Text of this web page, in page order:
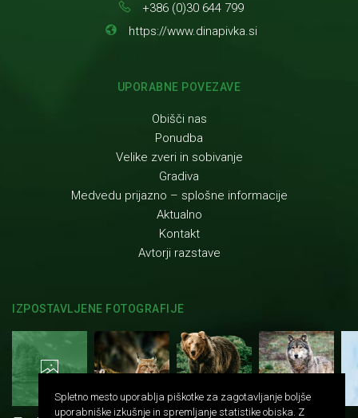
Spletno mesto uporablja piškotke za zagotavljanje boljše
uporabniške izkušnje in spremljanje statistike obiska. Z
+386 (0)30 644 799
https://www.dinapivka.si
UPORABNE POVEZAVE
Obišči nas
Ponudba
Velike zveri in sobivanje
Gradiva
Medvedu prijazno – splošne informacije
Aktualno
Kontakt
Avtorji razstave
IZPOSTAVLJENE FOTOGRAFIJE